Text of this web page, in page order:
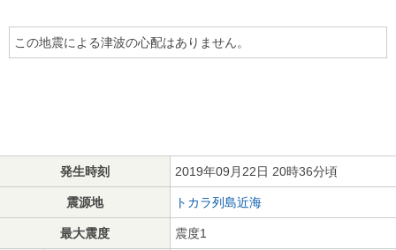
この地震による津波の心配はありません。
発生時刻 2019年09月22日 20時36分頃
震源地 トカラ列島近海
最大震度 震度1